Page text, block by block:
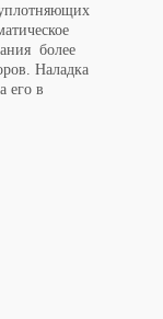
более
Наладка
его в